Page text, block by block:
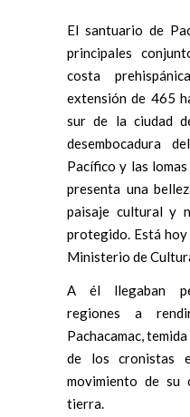
El santuario de
principales
costa
extensión de 465
sur de la ciudad
desembocadura
Pacífico y las
presenta una
paisaje cultural y
protegido. Está
Ministerio de
A él llegaban
regiones a
Pachacamac,
de los cronistas
movimiento de su
tierra.